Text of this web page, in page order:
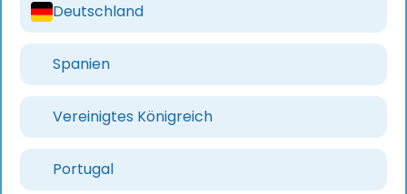
Deutschland
Spanien
Vereinigtes Königreich
Portugal